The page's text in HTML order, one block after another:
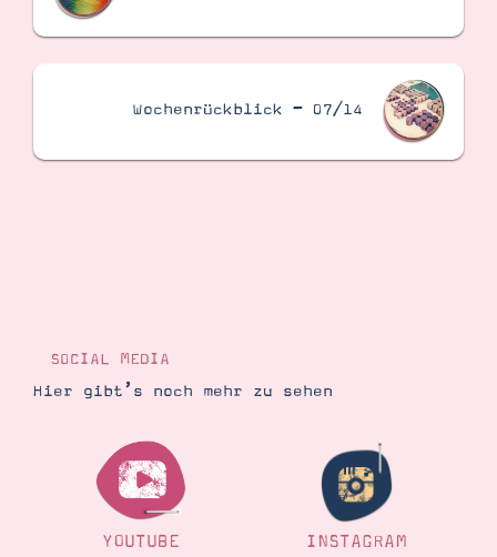
Wochenrückblick – 07/14
SOCIAL MEDIA
Hier gibt’s noch mehr zu sehen
YOUTUBE INSTAGRAM